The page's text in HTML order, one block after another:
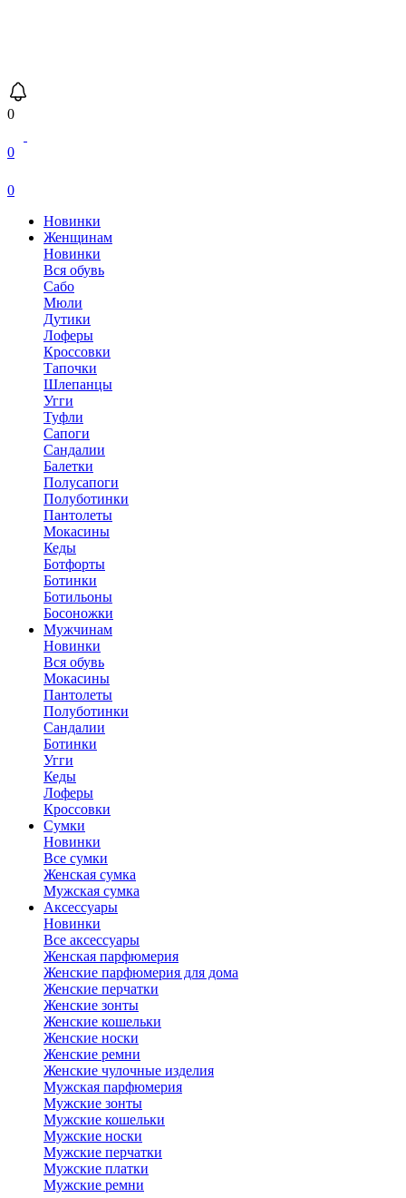
0
0
0
Новинки
Женщинам
Новинки
Вся обувь
Сабо
Мюли
Дутики
Лоферы
Кроссовки
Тапочки
Шлепанцы
Угги
Туфли
Сапоги
Сандалии
Балетки
Полусапоги
Полуботинки
Пантолеты
Мокасины
Кеды
Ботфорты
Ботинки
Ботильоны
Босоножки
Мужчинам
Новинки
Вся обувь
Мокасины
Пантолеты
Полуботинки
Сандалии
Ботинки
Угги
Кеды
Лоферы
Кроссовки
Сумки
Новинки
Все сумки
Женская сумка
Мужская сумка
Аксессуары
Новинки
Все аксессуары
Женская парфюмерия
Женские парфюмерия для дома
Женские перчатки
Женские зонты
Женские кошельки
Женские носки
Женские ремни
Женские чулочные изделия
Мужская парфюмерия
Мужские зонты
Мужские кошельки
Мужские носки
Мужские перчатки
Мужские платки
Мужские ремни